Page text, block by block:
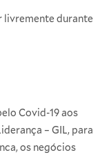
livremente durante
Covid-19 aos
– GIL, para
os negócios